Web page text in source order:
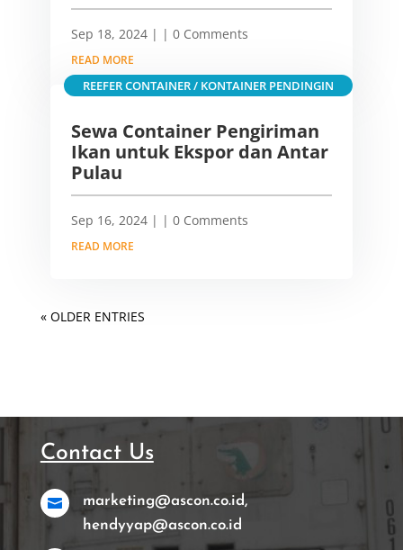
Sep 18, 2024| | 0 Comments
READ MORE
Sewa Container Pengiriman
Ikan untuk Ekspor dan Antar
Pulau
Sep 16, 2024|
REEFER CONTAINER / KONTAINER PENDINGIN
| 0 Comments
READ MORE
« OLDER ENTRIES
Contact Us

marketing@ascon.co.id,
hendyyap@ascon.co.id